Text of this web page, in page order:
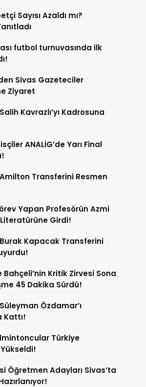
Sayısı Azaldı mı?
futbol turnuvasında ilk
Sivas Gazeteciler
Ziyaret
Kavrazlı’yı Kadrosuna
ANALİG’de Yarı Final
Transferini Resmen
Yapan Profesörün Azmi
Literatürüne Girdi!
Kapacak Transferini
Bahçeli’nin Kritik Zirvesi Sona
45 Dakika Sürdü!
Özdamar’ı
Kattı!
Türkiye
Öğretmen Adayları Sivas’ta